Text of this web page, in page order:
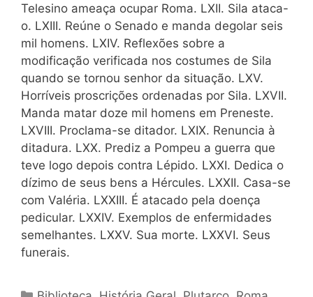
Telesino ameaça ocupar Roma. LXII. Sila ataca-
o. LXIII. Reúne o Senado e manda degolar seis
mil homens. LXIV. Reflexões sobre a
modificação verificada nos costumes de Sila
quando se tornou senhor da situação. LXV.
Horríveis proscrições ordenadas por Sila. LXVII.
Manda matar doze mil homens em Preneste.
LXVIII. Proclama-se ditador. LXIX. Renuncia à
ditadura. LXX. Prediz a Pompeu a guerra que
teve logo depois contra Lépido. LXXI. Dedica o
dízimo de seus bens a Hércules. LXXII. Casa-se
com Valéria. LXXIII. É atacado pela doença
pedicular. LXXIV. Exemplos de enfermidades
semelhantes. LXXV. Sua morte. LXXVI. Seus
funerais.
Categorias